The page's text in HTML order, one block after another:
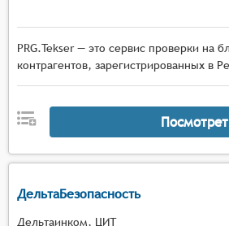
PRG.Tekser — это сервис проверки на
контрагентов, зарегистрированных в
ДельтаБезопасность
Дельтаинком, ЦИТ